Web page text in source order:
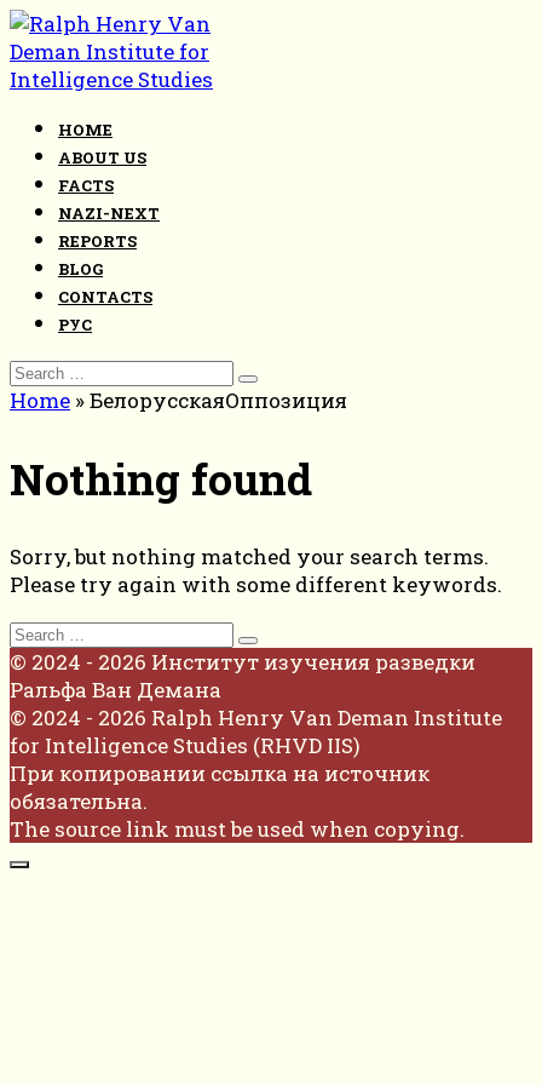
Skip
to
content
HOME
ABOUT US
FACTS
NAZI-NEXT
REPORTS
BLOG
CONTACTS
РУС
Search
for:
Home »БелорусскаяОппозиция
Nothing found
Sorry, but nothing matched your search terms.
Please try again with some different keywords.
Search
for:
© 2024 - 2026 Институт изучения разведки
Ральфа Ван Демана
© 2024 - 2026 Ralph Henry Van Deman Institute
for Intelligence Studies (RHVD IIS)
При копировании ссылка на источник
обязательна.
The source link must be used when copying.